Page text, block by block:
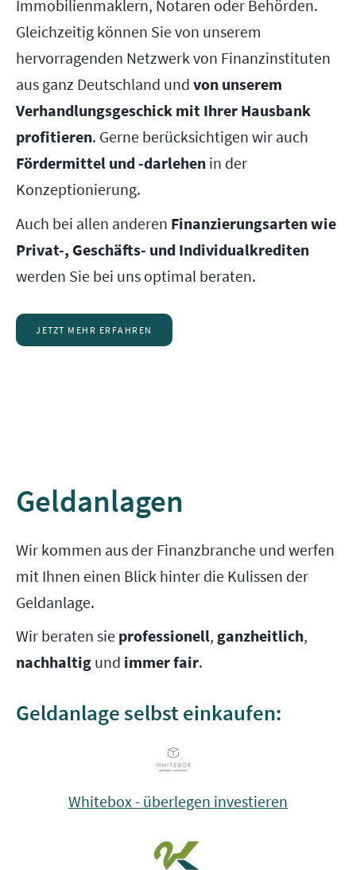
Immobilienmaklern, Notaren oder Behörden.
Gleichzeitig können Sie von unserem
hervorragenden Netzwerk von Finanzinstituten
aus ganz Deutschland und von unserem
Verhandlungsgeschick mit Ihrer Hausbank
profitieren. Gerne berücksichtigen wir auch
Fördermittel und -darlehen in der
Konzeptionierung.
Auch bei allen anderen Finanzierungsarten wie
Privat-, Geschäfts- und Individualkrediten
werden Sie bei uns optimal beraten.
JETZT MEHR ERFAHREN
Geldanlagen
Wir kommen aus der Finanzbranche und werfen
mit Ihnen einen Blick hinter die Kulissen der
Geldanlage.
Wir beraten sie professionell, ganzheitlich,
nachhaltig und immer fair.
Geldanlage selbst einkaufen:
Whitebox - überlegen investieren